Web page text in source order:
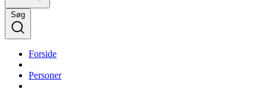
Søg
Forside
Personer